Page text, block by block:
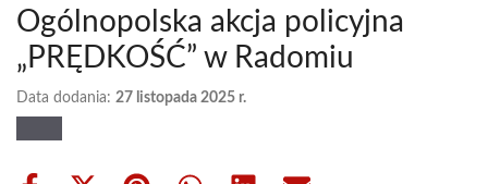
Ogólnopolska akcja policyjna
„PRĘDKOŚĆ” w Radomiu
Data dodania: 27 listopada 2025 r.